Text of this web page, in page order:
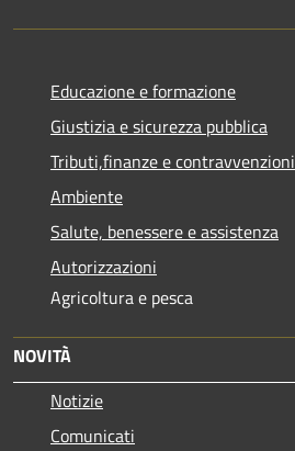
Educazione e formazione
Giustizia e sicurezza pubblica
Tributi,finanze e contravvenzioni
Ambiente
Salute, benessere e assistenza
Autorizzazioni
Agricoltura e pesca
NOVITÀ
Notizie
Comunicati